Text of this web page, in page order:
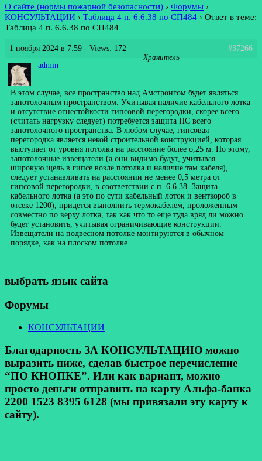
О сайте (нормы пожарной безопасности) › Форумы ›
КОНСУЛЬТАЦИИ › Таблица 4 п. 6.6.38 по СП484 › Ответ в теме:
Таблица 4 п. 6.6.38 по СП484
1 ноября 2024 в 7:59 - Views: 172
#37266
admin
Хранитель
В этом случае, все пространство над Амстронгом будет являться
запотолочным пространством. Учитывая наличие кабельного лотка
и отсутствие огнестойкости гипсовой перегородки, скорее всего
(считать нагрузку следует) потребуется защита ПС всего
запотолочного пространства. В любом случае, гипсовая
перегородка является некой строительной конструкцией, которая
выступает от уровня потолка на расстояние более о,25 м. По этому,
запотолочные извещатели (а они видимо будут, учитывая
широкую щель в гипсе возле потолка и наличие там кабеля),
следует устанавливать на расстоянии не менее 0,5 метра от
гипсовой перегородки, в соответствии с п. 6.6.38. Защита
кабельного лотка (а это по сути кабельный лоток и венткороб в
отсеке 1200), придется выполнить термокабелем, проложенным
совместно по верху лотка, так как что то еще туда вряд ли можно
будет установить, учитывая ограничивающие конструкции.
Извещатели на подвесном потолке монтируются в обычном
порядке, как на плоском потолке.
выбрать язык сайта
Форумы
КОНСУЛЬТАЦИИ
Благодарность ЗА КОНСУЛЬТАЦИЮ можно
выразить ниже, сделав быстрое перечисление
“ПО КНОПКЕ”. Или как вариант, можно
просто деньги отправить на карту Альфа-банка
2200 1523 8395 6128 (мы привязали эту карту к
сайту).